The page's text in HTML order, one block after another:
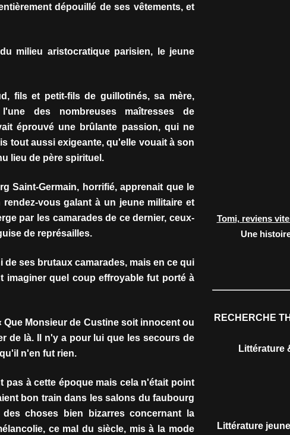
dépouillé de ses vêtements, et
milieu aristocratique parisien, le jeune
fils et petit-fils de guillotinés, sa mère,
des nombreuses maîtresses de
éprouvé une brûlante passion, qui ne
tout aussi exigeante, qu'elle vouait à son
lieu de père spirituel.
Saint-Germain, horrifié, apprenait que le
vous galant à un jeune militaire et
par les camarades de ce dernier, ceux-
de représailles.
ses brutaux camarades, mais en ce qui
imaginer quel coup effroyable fut porté à
Monsieur de Custine soit innocent ou
de là. Il n'y a pour lui que les secours de
n'en fut rien.
pas à cette époque mais cela n'était point
bon train dans les salons du faubourg
choses bien bizarres concernant la
ce mal du siècle, mis à la mode
Tomi, reviens
Une
RECHERCHE
Littérature
Littérature